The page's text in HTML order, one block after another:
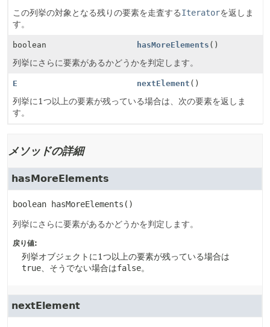
この列挙の対象となる残りの要素を走査するIteratorを返しま
す。
boolean hasMoreElements ()
列挙にさらに要素があるかどうかを判定します。
E nextElement ()
列挙に1つ以上の要素が残っている場合は、次の要素を返しま
す。
メソッドの詳細
hasMoreElements
boolean hasMoreElements ()
列挙にさらに要素があるかどうかを判定します。
戻り値:
列挙オブジェクトに1つ以上の要素が残っている場合は
true 、そうでない場合はfalse。
nextElement